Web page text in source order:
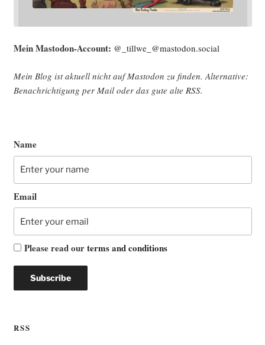
Mein Mast­o­don-Account: @_tillwe_@mastodon.social
Mein Blog ist aktu­ell nicht auf Mast­o­don zu fin­den. Alter­na­ti­ve:
Benach­rich­ti­gung per Mail oder das gute alte RSS.
Name
Email
Please read ourterms and conditions
RSS